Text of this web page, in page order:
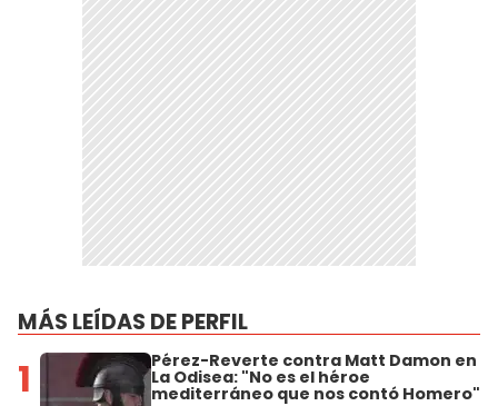
MÁS LEÍDAS DE PERFIL
1 Pérez-Reverte contra Matt Damon en
La Odisea: "No es el héroe
mediterráneo que nos contó Homero"